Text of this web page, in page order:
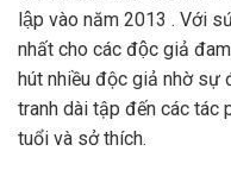
lập vào năm 2013 . Với
nhất cho các độc giả
hút nhiều độc giả nhờ sự
tranh dài tập đến các tác
tuổi và sở thích.